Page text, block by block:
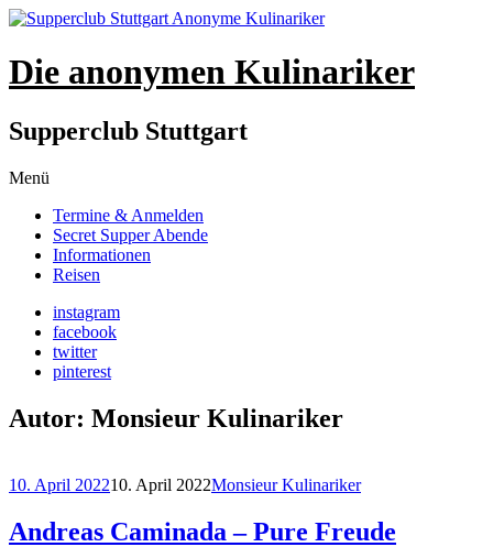
Die anonymen Kulinariker
Supperclub Stuttgart
Menü
springen
Termine & Anmelden
Secret Supper Abende
Informationen
Reisen
instagram
facebook
twitter
pinterest
Autor: Monsieur Kulinariker
10. April 202210. April 2022Monsieur Kulinariker
Andreas Caminada – Pure Freude